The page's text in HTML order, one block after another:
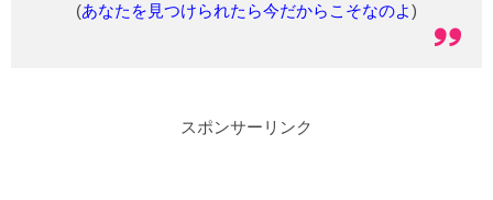
(あなたを見つけられたら今だからこそなのよ)
スポンサーリンク